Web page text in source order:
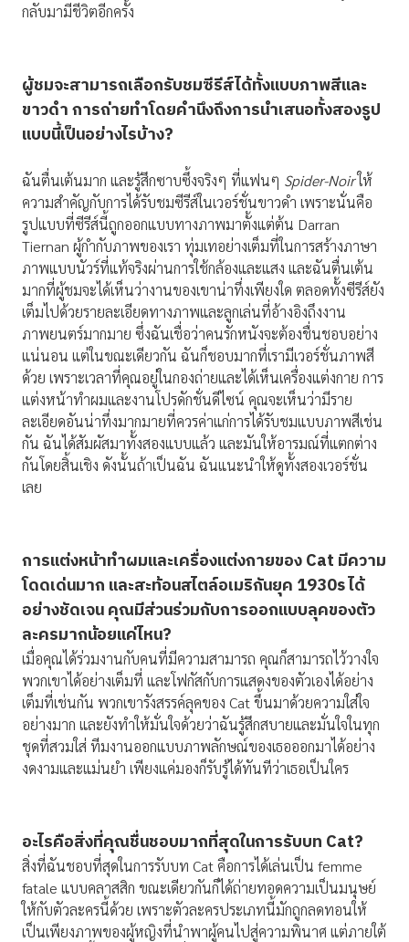
กลับมามีชีวิตอีกครั้ง
ผู้ชมจะสามารถเลือกรับชมซีรีส์ได้ทั้งแบบภาพสีและ
ขาวดำ การถ่ายทำโดยคำนึงถึงการนำเสนอทั้งสองรูป
แบบนี้เป็นอย่างไรบ้าง?
ฉันตื่นเต้นมาก และรู้สึกซาบซึ้งจริงๆ ที่แฟนๆ Spider-Noirให้
ความสำคัญกับการได้รับชมซีรีส์ในเวอร์ชั่นขาวดำ เพราะนั่นคือ
รูปแบบที่ซีรีส์นี้ถูกออกแบบทางภาพมาตั้งแต่ต้น Darran
Tiernan ผู้กำกับภาพของเรา ทุ่มเทอย่างเต็มที่ในการสร้างภาษา
ภาพแบบนัวร์ที่แท้จริงผ่านการใช้กล้องและแสง และฉันตื่นเต้น
มากที่ผู้ชมจะได้เห็นว่างานของเขาน่าทึ่งเพียงใด ตลอดทั้งซีรีส์ยัง
เต็มไปด้วยรายละเอียดทางภาพและลูกเล่นที่อ้างอิงถึงงาน
ภาพยนตร์มากมาย ซึ่งฉันเชื่อว่าคนรักหนังจะต้องชื่นชอบอย่าง
แน่นอน แต่ในขณะเดียวกัน ฉันก็ชอบมากที่เรามีเวอร์ชั่นภาพสี
ด้วย เพราะเวลาที่คุณอยู่ในกองถ่ายและได้เห็นเครื่องแต่งกาย การ
แต่งหน้าทำผมและงานโปรดักชั่นดีไซน์ คุณจะเห็นว่ามีราย
ละเอียดอันน่าทึ่งมากมายที่ควรค่าแก่การได้รับชมแบบภาพสีเช่น
กัน ฉันได้สัมผัสมาทั้งสองแบบแล้ว และมันให้อารมณ์ที่แตกต่าง
กันโดยสิ้นเชิง ดังนั้นถ้าเป็นฉัน ฉันแนะนำให้ดูทั้งสองเวอร์ชั่น
เลย
การแต่งหน้าทำผมและเครื่องแต่งกายของCat มีความ
โดดเด่นมาก และสะท้อนสไตล์อเมริกันยุค 1930s ได้
อย่างชัดเจน คุณมีส่วนร่วมกับการออกแบบลุคของตัว
ละครมากน้อยแค่ไหน?
เมื่อคุณได้ร่วมงานกับคนที่มีความสามารถ คุณก็สามารถไว้วางใจ
พวกเขาได้อย่างเต็มที่ และโฟกัสกับการแสดงของตัวเองได้อย่าง
เต็มที่เช่นกัน พวกเขารังสรรค์ลุคของ Cat ขึ้นมาด้วยความใส่ใจ
อย่างมาก และยังทำให้มั่นใจด้วยว่าฉันรู้สึกสบายและมั่นใจในทุก
ชุดที่สวมใส่ ทีมงานออกแบบภาพลักษณ์ของเธอออกมาได้อย่าง
งดงามและแม่นยำ เพียงแค่มองก็รับรู้ได้ทันทีว่าเธอเป็นใคร
อะไรคือสิ่งที่คุณชื่นชอบมากที่สุดในการรับบท Cat?
สิ่งที่ฉันชอบที่สุดในการรับบท Cat คือการได้เล่นเป็น femme
fatale แบบคลาสสิก ขณะเดียวกันก็ได้ถ่ายทอดความเป็นมนุษย์
ให้กับตัวละครนี้ด้วย เพราะตัวละครประเภทนี้มักถูกลดทอนให้
เป็นเพียงภาพของผู้หญิงที่นำพาผู้คนไปสู่ความพินาศ แต่ภายใต้